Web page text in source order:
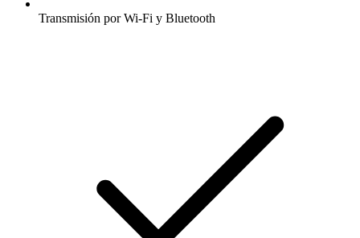
Transmisión por Wi-Fi y Bluetooth